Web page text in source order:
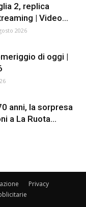
2, replica
| Video...
2026
di oggi |
anni, la sorpresa
a La Ruota...
Privacy